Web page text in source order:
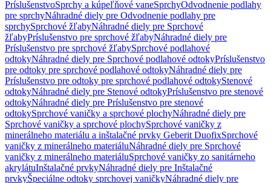
PríslušenstvoSprchy a kúpeľňové vaneSprchyOdvodnenie podlahy
pre sprchyNáhradné diely pre Odvodnenie podlahy pre
sprchySprchové žľabyNáhradné diely pre Sprchové
žľabyPríslušenstvo pre sprchové žľabyNáhradné diely pre
Príslušenstvo pre sprchové žľabySprchové podlahové
odtokyNáhradné diely pre Sprchové podlahové odtokyPríslušenstvo
pre odtoky pre sprchové podlahové odtokyNáhradné diely pre
Príslušenstvo pre odtoky pre sprchové podlahové odtokyStenové
odtokyNáhradné diely pre Stenové odtokyPríslušenstvo pre stenové
odtokyNáhradné diely pre Príslušenstvo pre stenové
odtokySprchové vaničky a sprchové plochyNáhradné diely pre
Sprchové vaničky a sprchové plochySprchové vaničky z
minerálneho materiálu a inštalačné prvky Geberit DuofixSprchové
vaničky z minerálneho materiáluNáhradné diely pre Sprchové
vaničky z minerálneho materiáluSprchové vaničky zo sanitárneho
akrylátuInštalačné prvkyNáhradné diely pre Inštalačné
prvkyŠpeciálne odtoky sprchovej vaničkyNáhradné diely pre